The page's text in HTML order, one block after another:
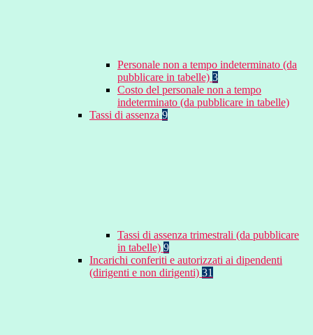
Personale non a tempo indeterminato (da
pubblicare in tabelle) 3
Costo del personale non a tempo
indeterminato (da pubblicare in tabelle)
Tassi di assenza 9
Tassi di assenza trimestrali (da pubblicare
in tabelle) 9
Incarichi conferiti e autorizzati ai dipendenti
(dirigenti e non dirigenti) 31